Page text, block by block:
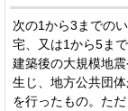
次の1から3までの
宅、又は1から5ま
建築後の大規模地
生じ、地方公共団
を行ったもの。た